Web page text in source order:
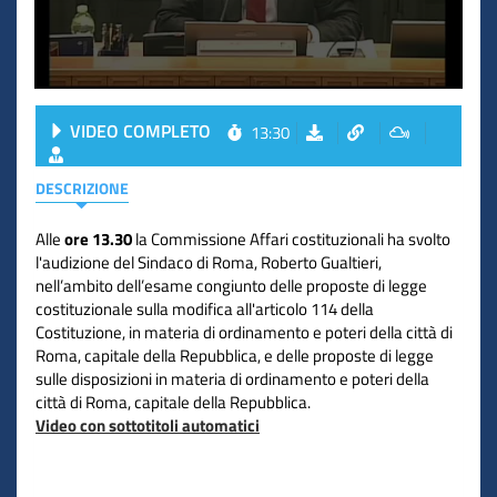
VIDEO COMPLETO 13:30
DESCRIZIONE
Alleore 13.30la Commissione Affari costituzionali ha svolto
l'audizione del Sindaco di Roma, Roberto Gualtieri,
nell’ambito dell’esame congiunto delle proposte di legge
costituzionale sulla modifica all'articolo 114 della
Costituzione, in materia di ordinamento e poteri della città di
Roma, capitale della Repubblica, e delle proposte di legge
sulle disposizioni in materia di ordinamento e poteri della
città di Roma, capitale della Repubblica.
Video con sottotitoli automatici